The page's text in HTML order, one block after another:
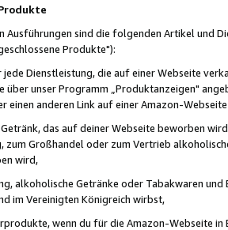
Ausführungen sind die folgenden Artikel und
Produkte"):
jede Dienstleistung, die auf einer Webseite
über unser Programm „Produktanzeigen"
einen anderen Link auf einer Amazon-
das auf deiner Webseite beworben
zum Großhandel oder zum Vertrieb
wird,
alkoholische Getränke oder Tabakwaren
im Vereinigten Königreich wirbst,
wenn du für die Amazon-Webseite in